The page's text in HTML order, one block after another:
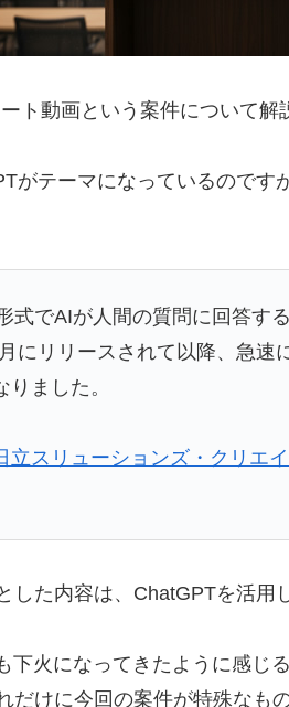
ト動画という案件について解
がテーマになっているのです
式でAIが人間の質問に回答す
にリリースされて以降、急速
りました。
立スリューションズ・クリエイ
した内容は、ChatGPTを活用
下火になってきたように感じ
だけに今回の案件が特殊なも